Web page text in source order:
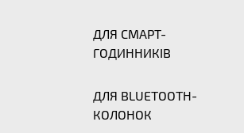
ДЛЯ СМАРТ-
ГОДИННИКІВ
ДЛЯ BLUETOOTH-
КОЛОНОК